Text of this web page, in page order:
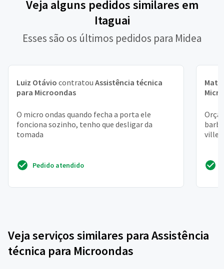
Veja alguns pedidos similares em
Itaguai
Esses são os últimos pedidos para Midea
Luiz Otávio contratou Assistência técnica
para Microondas
O micro ondas quando fecha a porta ele
fonciona sozinho, tenho que desligar da
tomada
Pedido atendido
Veja serviços similares para Assistência
técnica para Microondas